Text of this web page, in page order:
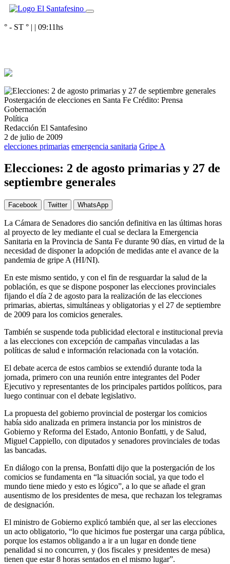
° - ST ° | | 09:11hs
Postergación de elecciones en Santa Fe Crédito: Prensa
Gobernación
Política
Redacción El Santafesino
2 de julio de 2009
elecciones primarias emergencia sanitaria Gripe A
Elecciones: 2 de agosto primarias y 27 de
septiembre generales
Facebook Twitter WhatsApp
La Cámara de Senadores dio sanción definitiva en las últimas horas
al proyecto de ley mediante el cual se declara la Emergencia
Sanitaria en la Provincia de Santa Fe durante 90 días, en virtud de la
necesidad de disponer la adopción de medidas ante el avance de la
pandemia de gripe A (HI/NI).
En este mismo sentido, y con el fin de resguardar la salud de la
población, es que se dispone posponer las elecciones provinciales
fijando el día 2 de agosto para la realización de las elecciones
primarias, abiertas, simultáneas y obligatorias y el 27 de septiembre
de 2009 para los comicios generales.
También se suspende toda publicidad electoral e institucional previa
a las elecciones con excepción de campañas vinculadas a las
políticas de salud e información relacionada con la votación.
El debate acerca de estos cambios se extendió durante toda la
jornada, primero con una reunión entre integrantes del Poder
Ejecutivo y representantes de los principales partidos políticos, para
luego continuar con el debate legislativo.
La propuesta del gobierno provincial de postergar los comicios
había sido analizada en primera instancia por los ministros de
Gobierno y Reforma del Estado, Antonio Bonfatti, y de Salud,
Miguel Cappiello, con diputados y senadores provinciales de todas
las bancadas.
En diálogo con la prensa, Bonfatti dijo que la postergación de los
comicios se fundamenta en “la situación social, ya que todo el
mundo tiene miedo y esto es lógico”, a lo que se añade el gran
ausentismo de los presidentes de mesa, que rechazan los telegramas
de designación.
El ministro de Gobierno explicó también que, al ser las elecciones
un acto obligatorio, “lo que hicimos fue postergar una carga pública,
porque los estamos obligando a ir a un lugar en donde tiene
penalidad si no concurren, y (los fiscales y presidentes de mesa)
tienen que estar 8 horas sentados en el mismo lugar”.